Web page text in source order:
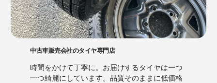
中古車販売会社のタイヤ専門店
時間をかけて丁寧に。お届けするタイヤは一つ
一つ綺麗にしています。品質そのままに低価格